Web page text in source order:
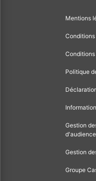
Mentions
Politique
Gestion
d'audience
Gestion
Groupe